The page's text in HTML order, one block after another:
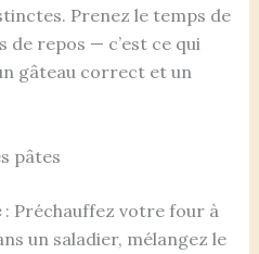
Prenez le temps de
de repos — c’est ce qui
gâteau correct et un
pâtes
: Préchauffez votre four à
un saladier, mélangez le